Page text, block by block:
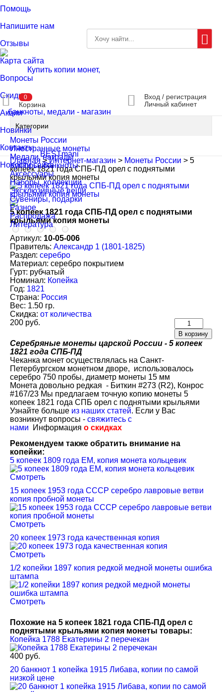
Помощь
Напишите нам
Отзывы
Карта сайта
Вопросы
Скидки
Акции
Новинки
Контакты
Новости сайта
0
Корзина
Вход / регистрация
Личный кабинет
Категории
Монеты России
Иностранные монеты
Медали, награды
Купюры, банкноты
Аксессуары
Наборы, коллекции
Эксклюзивные вещи
Сувениры, подарки
Разное
Распродажа
Литература
Главная >Интернет-магазин > Монеты России > 5
копеек 1821 года СПБ-ПД орел с поднятыми
крыльями копия монеты
5 копеек 1821 года СПБ-ПД орел с поднятыми
крыльями копия монеты
Артикул: 10-05-006
Правитель: Александр 1 (1801-1825)
Раздел: серебро
Материал: серебро покрытием
Гурт: рубчатый
Номинал: Копейка
Год: 1821
Страна: Россия
Вес: 1.50 гр.
Скидка: от количества
200 руб.
Серебряные монеты царской России - 5 копеек
1821 года СПБ-ПД
Чеканка монет осуществлялась на Санкт-
Петербургском монетном дворе, использовалось
серебро 750 пробы, диаметр монеты 15 мм
Монета довольно редкая - Биткин #273 (R2), Конрос
#167/23 Мы предлагаем точную копию монеты 5
копеек 1821 года СПБ орел с поднятыми крыльями
Узнайте больше из наших статей. Если у Вас
возникнут вопросы - свяжитесь с
нами
Информация о скидках
Рекомендуем также обратить внимание на
копейки:
5 копеек 1809 года ЕМ, копия монета кольцевик
Смотреть
15 копеек 1953 года СССР серебро лавровые ветви
копия пробной монеты
Смотреть
20 копеек 1973 года качественная копия
Смотреть
1/2 копейки 1897 копия редкой медной монеты ошибка
штампа
Смотреть
Похожие на 5 копеек 1821 года СПБ-ПД орел с
поднятыми крыльями копия монеты товары:
Копейка 1788 Екатерины 2 перечекан
400 руб.
20 банкнот 1 копейка 1915 Либава, копии по самой
низкой цене